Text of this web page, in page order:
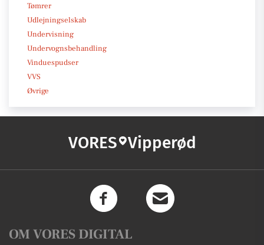
Tømrer
Udlejningselskab
Undervisning
Undervognsbehandling
Vinduespudser
VVS
Øvrige
VORES Vipperød
OM VORES DIGITAL